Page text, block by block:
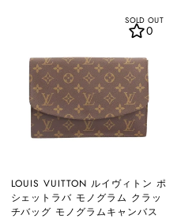
SOLD OUT
LOUIS VUITTON ルイヴィトン ポ
シェットラバ モノグラム クラッ
チバッグ モノグラムキャンバス
0